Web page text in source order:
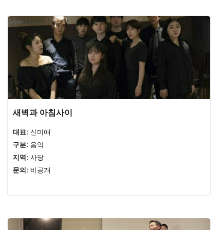
새벽과 아침사이
대표: 신미애
구분: 음악
지역: 사당
문의: 비공개